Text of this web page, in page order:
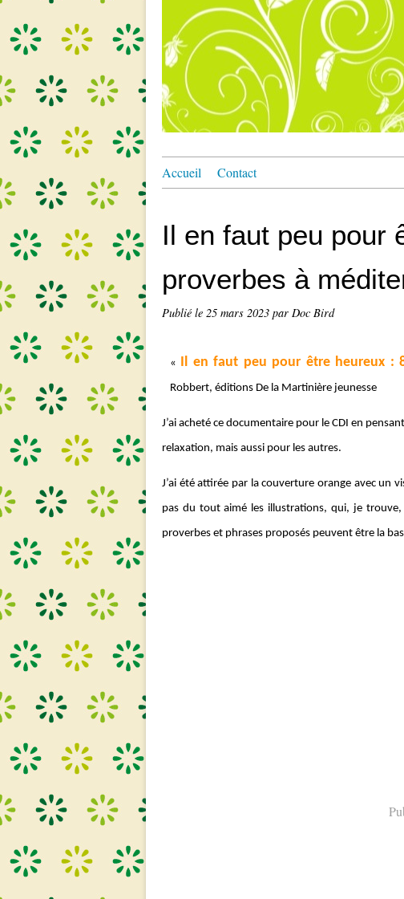
Accueil Contact
Il en faut peu pour
proverbes à
Publié le 25 mars 2023 par Doc Bird
« Il en faut peu pour être heureux :
Robbert, éditions De la Martinière jeunesse
J’ai acheté ce documentaire pour le CDI en
relaxation, mais aussi pour les autres.
J’ai été attirée par la couverture orange avec un
pas du tout aimé les illustrations, qui, je
proverbes et phrases proposés peuvent être la